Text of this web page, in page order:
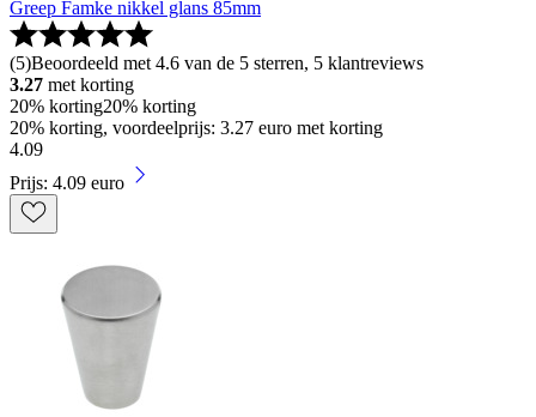
Greep Famke nikkel glans 85mm
(5)Beoordeeld met 4.6 van de 5 sterren, 5 klantreviews
3.27 met korting
20% korting20% korting
20% korting, voordeelprijs: 3.27 euro met korting
4.09
Prijs: 4.09 euro